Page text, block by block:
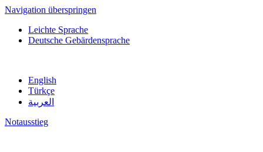
Navigation überspringen
Leichte Sprache
Deutsche Gebärdensprache
English
Türkçe
العربية
Notausstieg